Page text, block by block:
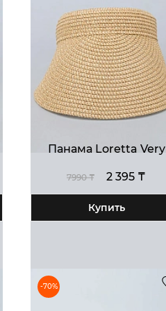
Панама Loretta Very
7990 ₸ 2 395 ₸
Купить
-70%